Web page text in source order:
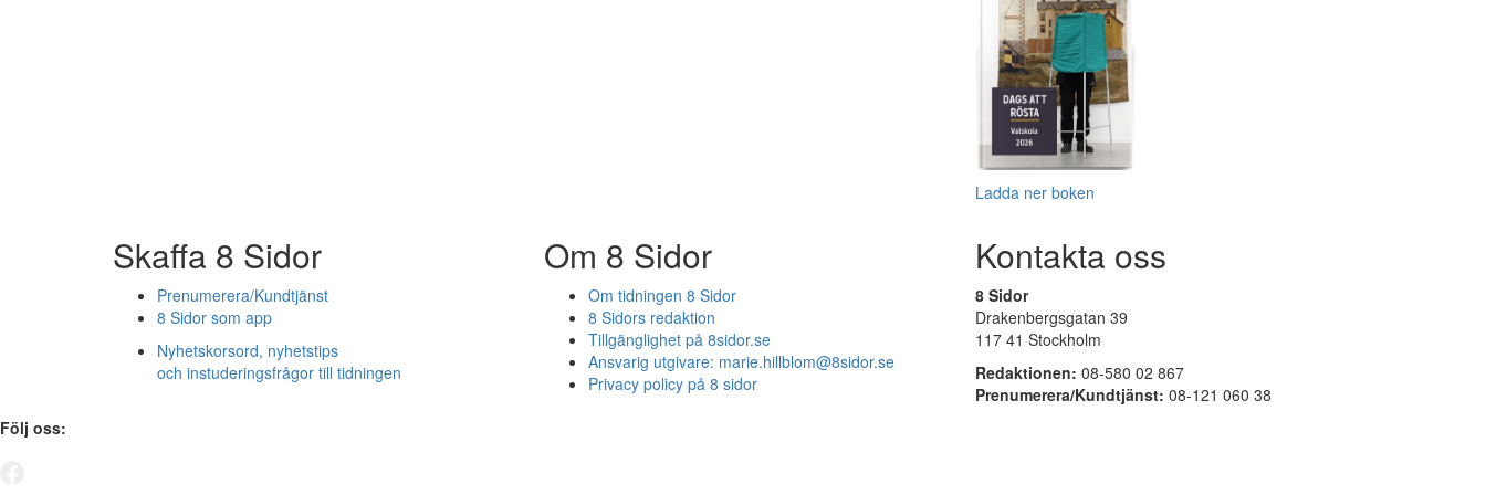
Ladda ner boken
Skaffa 8 Sidor
Prenumerera/Kundtjänst
8 Sidor som app
Nyhetskorsord, nyhetstips
och instuderingsfrågor till tidningen
Om 8 Sidor
Om tidningen 8 Sidor
8 Sidors redaktion
Tillgänglighet på 8sidor.se
Ansvarig utgivare: marie.hillblom@8sidor.se
Privacy policy på 8 sidor
Kontakta oss
8 Sidor
Drakenbergsgatan 39
117 41 Stockholm
Redaktionen: 08-580 02 867
Prenumerera/Kundtjänst: 08-121 060 38
Följ oss: